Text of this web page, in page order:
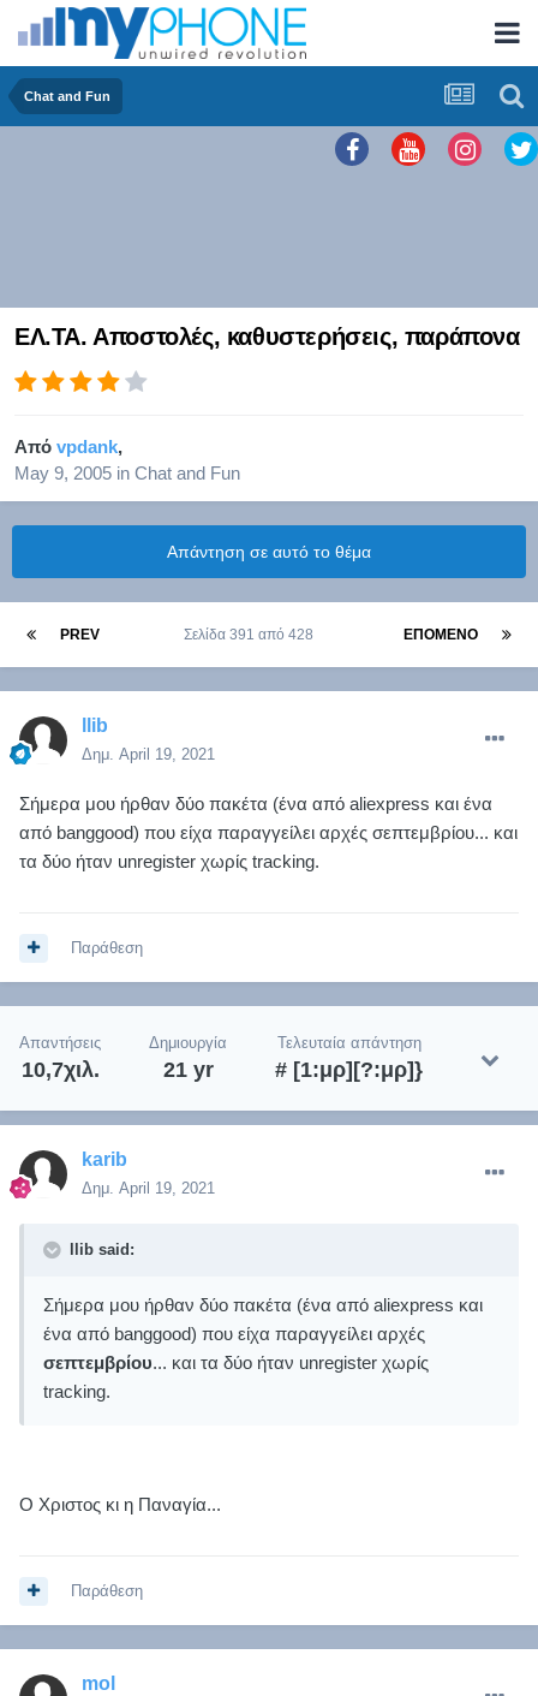
Chat and Fun
ΕΛ.ΤΑ. Αποστολές, καθυστερήσεις, παράπονα
Από vpdank,
May 9, 2005 in Chat and Fun
Απάντηση σε αυτό το θέμα
PREV ΕΠΌΜΕΝΟ
Σελίδα 391 από 428
llib
Δημ. April 19, 2021
Σήμερα μου ήρθαν δύο πακέτα (ένα από aliexpress και ένα
από banggood) που είχα παραγγείλει αρχές σεπτεμβρίου... και
τα δύο ήταν unregister χωρίς tracking.
Παράθεση
Απαντήσεις
10,7χιλ.
Δημιουργία
21 yr
Τελευταία απάντηση
# [1:μρ][?:μρ]}
karib
Δημ. April 19, 2021
llib said:
Σήμερα μου ήρθαν δύο πακέτα (ένα από aliexpress και
ένα από banggood) που είχα παραγγείλει αρχές
σεπτεμβρίου... και τα δύο ήταν unregister χωρίς
tracking.
Ο Χριστος κι η Παναγία...
Παράθεση
mol